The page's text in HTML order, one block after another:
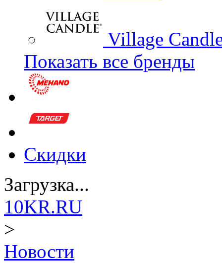
Village
Показать все бренды
Скидки
Загрузка...
10KR.RU
>
Новости